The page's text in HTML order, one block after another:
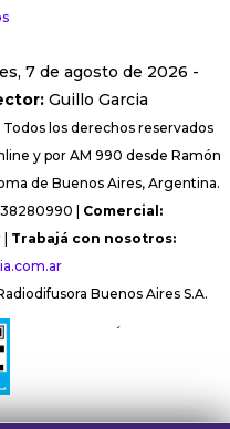
7 de agosto de 2026 -
Guillo Garcia
los derechos reservados
y por AM 990 desde Ramón
de Buenos Aires, Argentina.
38280990 | Comercial:
| Trabajá con nosotros:
Buenos Aires S.A.
´